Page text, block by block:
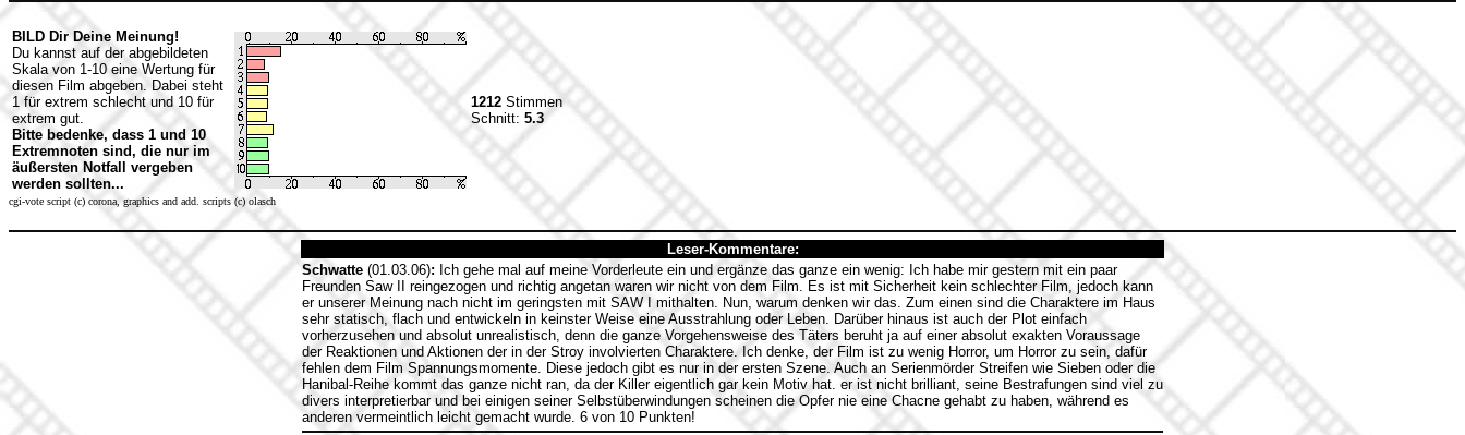
BILD Dir Deine Meinung!
Du kannst auf der abgebildeten
Skala von 1-10 eine Wertung für
diesen Film abgeben. Dabei steht
1 für extrem schlecht und 10 für
extrem gut.
Bitte bedenke, dass 1 und 10
Extremnoten sind, die nur im
äußersten Notfall vergeben
werden sollten...
1212 Stimmen
Schnitt: 5.3
cgi-vote script (c) corona, graphics and add. scripts (c) olasch
Leser-Kommentare:
Schwatte (01.03.06): Ich gehe mal auf meine Vorderleute ein und ergänze das ganze ein wenig: Ich habe mir gestern mit ein paar
Freunden Saw II reingezogen und richtig angetan waren wir nicht von dem Film. Es ist mit Sicherheit kein schlechter Film, jedoch kann
er unserer Meinung nach nicht im geringsten mit SAW I mithalten. Nun, warum denken wir das. Zum einen sind die Charaktere im Haus
sehr statisch, flach und entwickeln in keinster Weise eine Ausstrahlung oder Leben. Darüber hinaus ist auch der Plot einfach
vorherzusehen und absolut unrealistisch, denn die ganze Vorgehensweise des Täters beruht ja auf einer absolut exakten Voraussage
der Reaktionen und Aktionen der in der Stroy involvierten Charaktere. Ich denke, der Film ist zu wenig Horror, um Horror zu sein, dafür
fehlen dem Film Spannungsmomente. Diese jedoch gibt es nur in der ersten Szene. Auch an Serienmörder Streifen wie Sieben oder die
Hanibal-Reihe kommt das ganze nicht ran, da der Killer eigentlich gar kein Motiv hat. er ist nicht brilliant, seine Bestrafungen sind viel zu
divers interpretierbar und bei einigen seiner Selbstüberwindungen scheinen die Opfer nie eine Chacne gehabt zu haben, während es
anderen vermeintlich leicht gemacht wurde. 6 von 10 Punkten!